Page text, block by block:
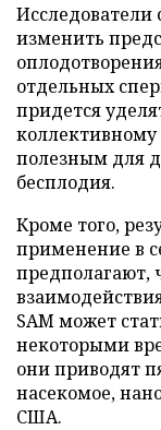
изменить
отдельных
придется
полезным для
бесплодия.
Кроме того,
применение в
предполагают,
SAM может
некоторыми
они приводят
насекомое,
США.